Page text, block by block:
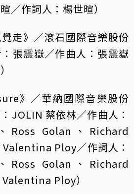
／作詞人：楊世暄）
走》／滾石國際音樂股份
張震嶽／作曲人：張震嶽
》／華納國際音樂股份
JOLIN 蔡依林／作曲人：
Ross Golan、Richard
Ploy／作詞人：
Ross Golan、Richard
Ploy）